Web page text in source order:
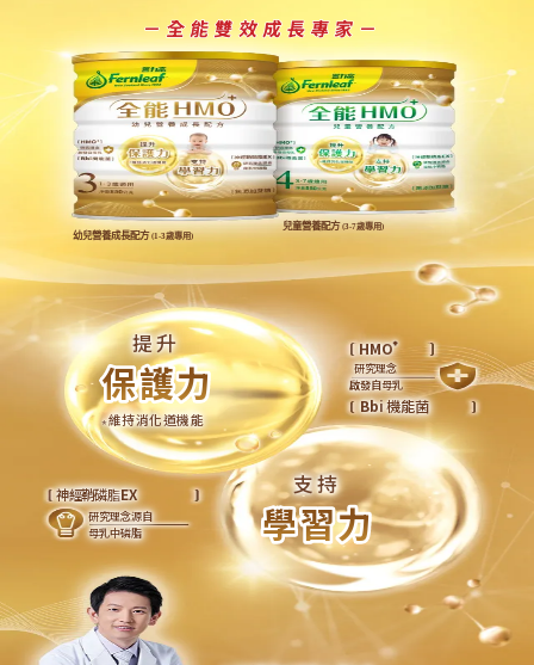
－全能雙效成長專家－
幼兒營養成長配方(1-3歲專用)
兒童營養配方(3-7歲專用)
HMO⁺
研究理念
啟發自母乳
Bbi機能菌
神經鞘磷脂EX
研究理念源自
母乳中磷脂
提升
保護力
保護力
*維持消化道機能
支持
學習力
學習力